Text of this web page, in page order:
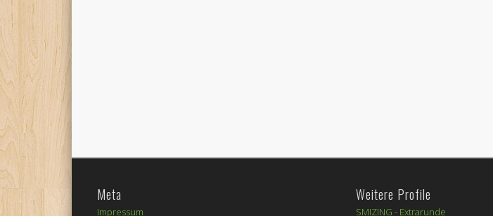
Meta
Impressum
Weitere Profile
SMIZING - Extrarunde